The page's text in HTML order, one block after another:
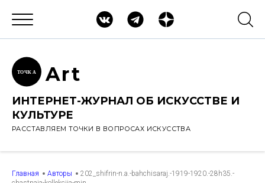
ТОЧК А Art
ИНТЕРНЕТ-ЖУРНАЛ ОБ ИСКУССТВЕ И
КУЛЬТУРЕ
РАССТАВЛЯЕМ ТОЧКИ В ВОПРОСАХ ИСКУССТВА
Главная Авторы
202_shifrin-n.a.-bahchisaraj.-1919-1920.-28h35.-